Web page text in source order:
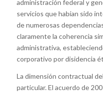
administración federal y
servicios que habían sido
de numerosas
claramente la coherencia
administrativa,
corporativo por disidencia
La dimensión contractual
particular. El acuerdo de